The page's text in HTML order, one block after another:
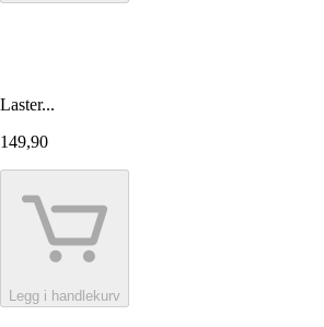
Laster...
149,90
Legg i handlekurv